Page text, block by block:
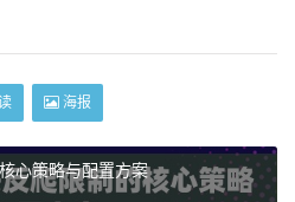
海报
心策略与配置方案